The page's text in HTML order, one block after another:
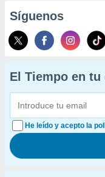
Síguenos
El Tiempo en tu
He leído y acepto la